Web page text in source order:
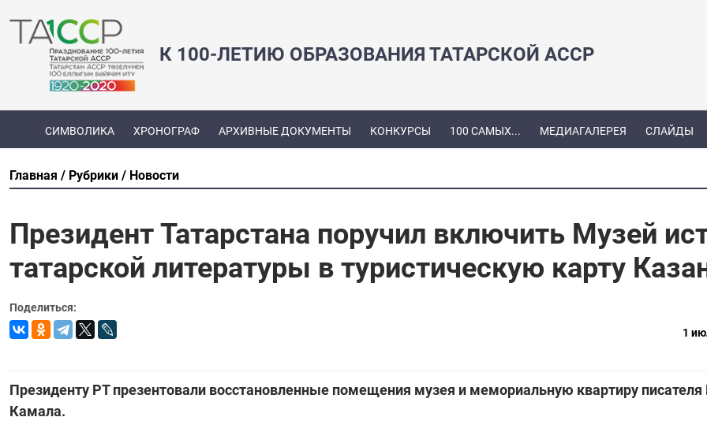
К 100-ЛЕТИЮ ОБРАЗОВАНИЯ ТАТАРСКОЙ АССР
СИМВОЛИКА ХРОНОГРАФ АРХИВНЫЕ ДОКУМЕНТЫ КОНКУРСЫ 100 САМЫХ... МЕДИАГАЛЕРЕЯ СЛАЙДЫ
Главная Рубрики Новости
Президент Татарстана поручил включить Музей
татарской литературы в туристическую карту
Поделиться:
1
Президенту РТ презентовали восстановленные помещения музея и мемориальную квартиру
Камала.